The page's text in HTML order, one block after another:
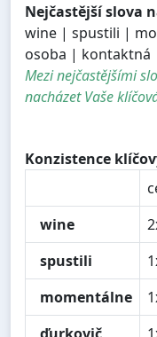
Nejčastější slova
wine | spustili |
osoba |
Mezi nejčastějšími
nacházet Vaše
Konzistence
wine
spustili
momentálne